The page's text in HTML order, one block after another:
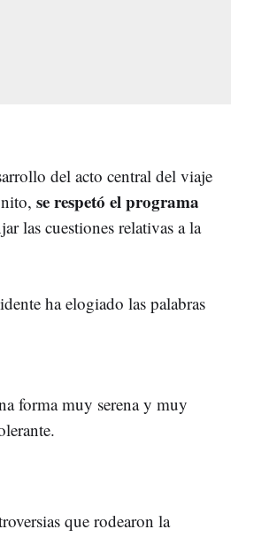
del acto central del viaje
se respetó el programa
las cuestiones relativas a la
ha elogiado las palabras
forma muy serena y muy
que rodearon la